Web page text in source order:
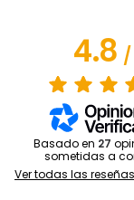
4.8/
Basado en 27
sometidas a
Ver todas las